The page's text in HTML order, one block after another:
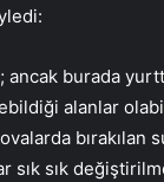
ancak burada
alanlar
bırakılan
sık sık